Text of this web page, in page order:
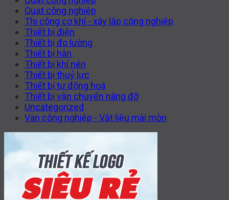
Quạt công nghiệp
Thi công cơ khí - xây lắp công nghiệp
Thiết bị điện
Thiết bị đo lường
Thiết bị hàn
Thiết bị khí nén
Thiết bị thuỷ lực
Thiết bị tự động hoá
Thiết bị vận chuyển nâng đỡ
Uncategorized
Van công nghiệp - Vật liệu mài mòn